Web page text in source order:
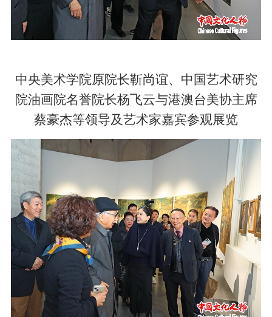
中央美术学院原院长靳尚谊、中国艺术研究
院油画院名誉院长杨飞云与港澳台美协主席
蔡豪杰等领导及艺术家嘉宾参观展览